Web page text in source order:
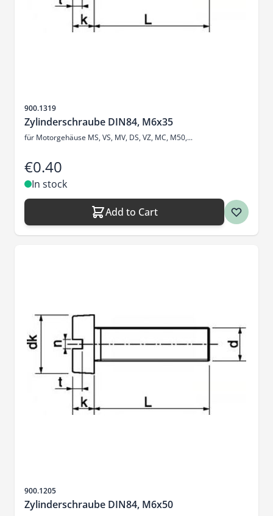
Sku
900.1319
Zylinderschraube DIN84, M6x35
für Motorgehäuse MS, VS, MV, DS, VZ, MC, M50,...
€0.40
In stock
Add to Cart
Sku
900.1205
Zylinderschraube DIN84, M6x50